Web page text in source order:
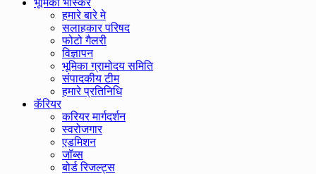
भूमिका भास्कर
हमारे बारे मे
सलाहकार परिषद
फोटो गैलरी
विज्ञापन
भूमिका ग्रामोदय समिति
संपादकीय टीम
हमारे प्रतिनिधि
कॅरियर
करियर मार्गदर्शन
स्वरोजगार
एडमिशन
जॉब्स
बोर्ड रिजल्ट्स